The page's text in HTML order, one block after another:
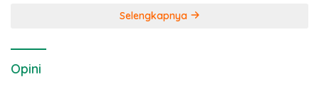
Selengkapnya
Opini